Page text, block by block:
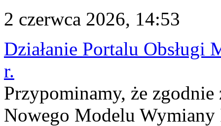
2 czerwca 2026, 14:53
Działanie Portalu
r.
Przypominamy, że
Nowego Modelu